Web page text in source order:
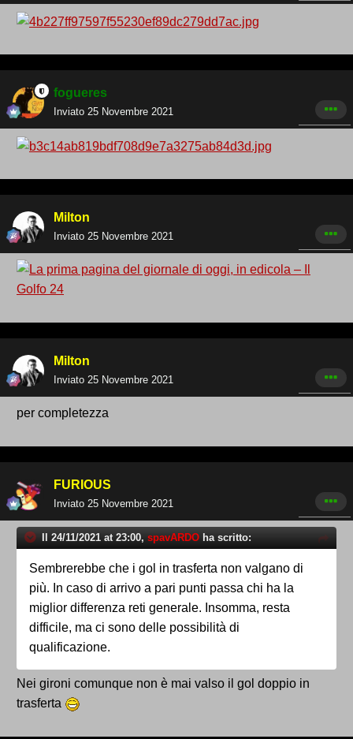
fogueres
Inviato 25 Novembre 2021
Milton
Inviato 25 Novembre 2021
Milton
Inviato 25 Novembre 2021
per completezza
FURIOUS
Inviato 25 Novembre 2021
Il 24/11/2021 at 23:00, spavARDO ha scritto:
Sembrerebbe che i gol in trasferta non valgano di
più. In caso di arrivo a pari punti passa chi ha la
miglior differenza reti generale. Insomma, resta
difficile, ma ci sono delle possibilità di
qualificazione.
Nei gironi comunque non è mai valso il gol doppio in
trasferta